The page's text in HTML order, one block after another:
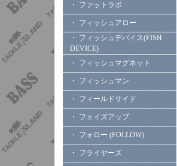
・ ファットラボ
・ フィッシュアロー
・ フィッシュデバイス(FISH
DEVICE)
・ フィッシュマグネット
・ フィッシュマン
・ フィールドサイド
・ フェイズアップ
・ フォロー (FOLLOW)
・ フライヤーズ